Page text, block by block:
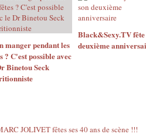
manger pendant les
? C'est possible avec
Binetou Seck
Black&Sexy.TV fête
deuxième
JOLIVET fêtes ses 40 ans de scène !!!